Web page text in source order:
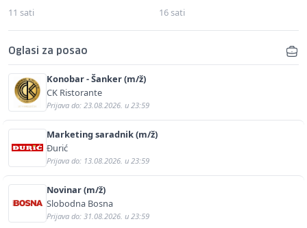
11 sati 16 sati
Oglasi za posao
Konobar - Šanker (m/ž)
CK Ristorante
Prijava do: 23.08.2026. u 23:59
Marketing saradnik (m/ž)
Đurić
Prijava do: 13.08.2026. u 23:59
Novinar (m/ž)
Slobodna Bosna
Prijava do: 31.08.2026. u 23:59